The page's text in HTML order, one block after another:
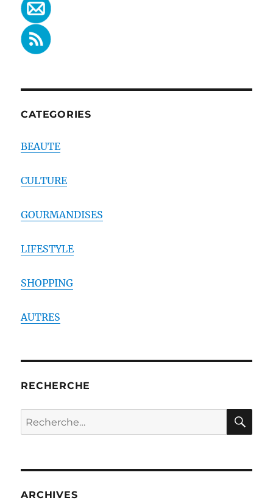
CATEGORIES
BEAUTE
CULTURE
GOURMANDISES
LIFESTYLE
SHOPPING
AUTRES
RECHERCHE
Recherche
pour :
ARCHIVES